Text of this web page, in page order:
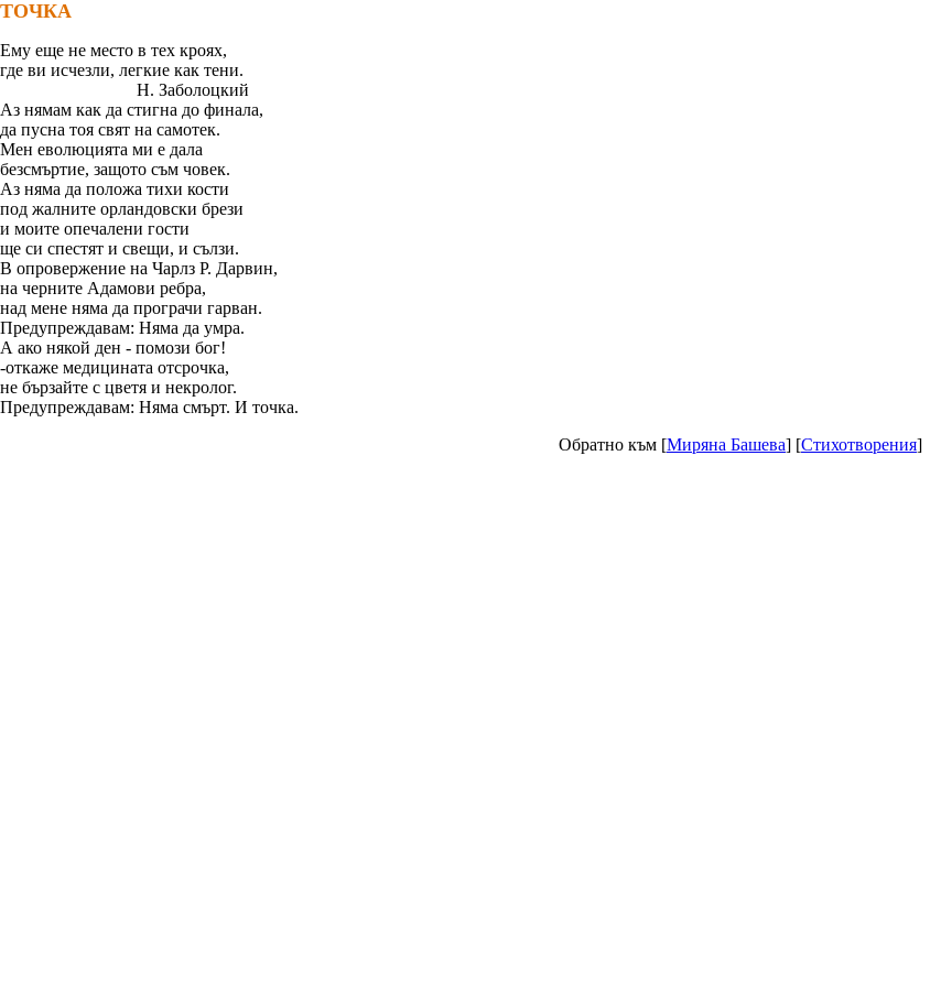
ТОЧКА
Ему еще не место в тех кроях,
где ви исчезли, легкие как тени.
Н. Заболоцкий
Аз нямам как да стигна до финала,
да пусна тоя свят на самотек.
Мен еволюцията ми е дала
безсмъртие, защото съм човек.
Аз няма да положа тихи кости
под жалните орландовски брези
и моите опечалени гости
ще си спестят и свещи, и сълзи.
В опровержение на Чарлз Р. Дарвин,
на черните Адамови ребра,
над мене няма да програчи гарван.
Предупреждавам: Няма да умра.
А ако някой ден - помози бог!
-откаже медицината отсрочка,
не бързайте с цветя и некролог.
Предупреждавам: Няма смърт. И точка.
Обратно към [Миряна Башева] [Стихотворения]